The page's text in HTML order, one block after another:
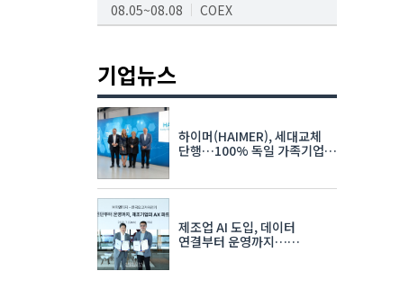
08.05~08.08 COEX
08.19~08.21
K-PRINT
08.19~08.22
자율주행모빌리티산업전
08.25~08.27
차세대 반도체 패키징 산업전
08.26~08.28 수원컨벤션센터
기업뉴스
하이머(HAIMER), 세대교체
단행…100% 독일 가족기업
제조업 AI 도입, 데이터
연결부터 운영까지…